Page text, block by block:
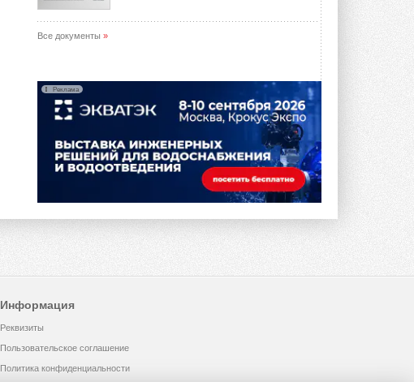
Все документы »
Реклама
Информация
Реквизиты
Пользовательское соглашение
Политика конфиденциальности